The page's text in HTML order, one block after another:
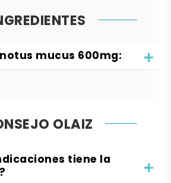
mucus 600mg:
OLAIZ
tiene la